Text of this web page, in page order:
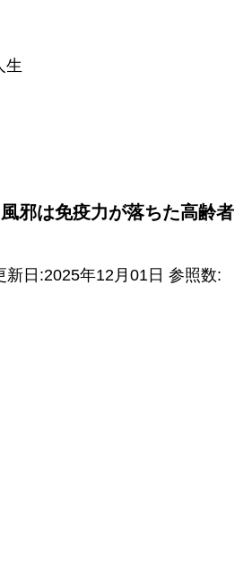
生
邪は免疫力が落ちた高齢者
新日:2025年12月01日 参照数: